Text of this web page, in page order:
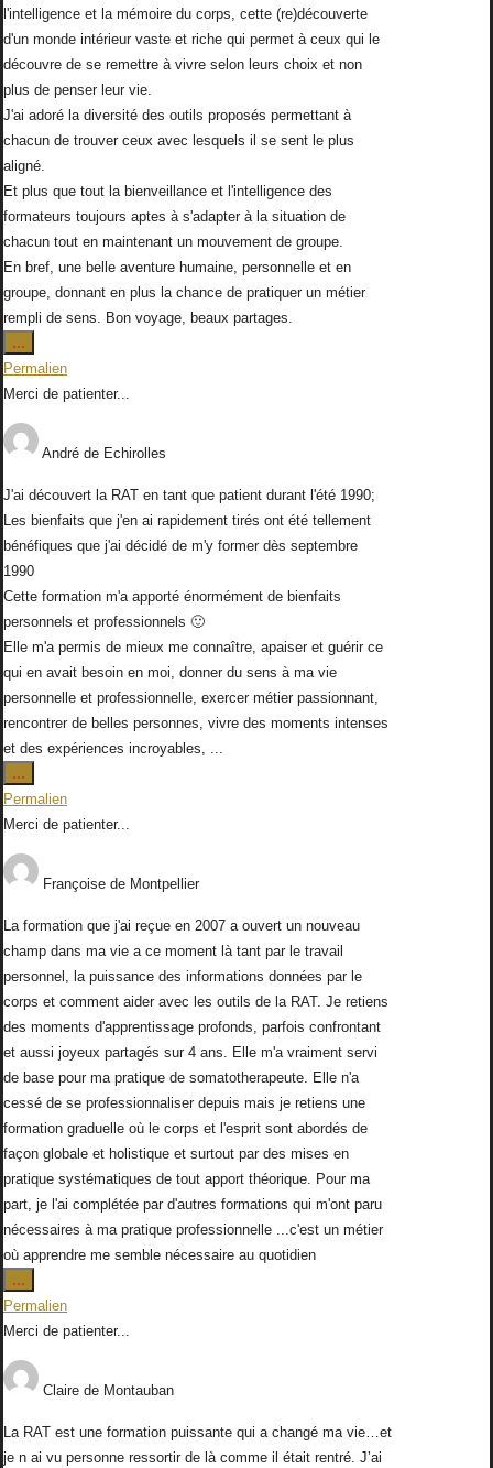
l'intelligence et la mémoire du corps, cette (re)découverte
d'un monde intérieur vaste et riche qui permet à ceux qui le
découvre de se remettre à vivre selon leurs choix et non
plus de penser leur vie.
J'ai adoré la diversité des outils proposés permettant à
chacun de trouver ceux avec lesquels il se sent le plus
aligné.
Et plus que tout la bienveillance et l'intelligence des
formateurs toujours aptes à s'adapter à la situation de
chacun tout en maintenant un mouvement de groupe.
En bref, une belle aventure humaine, personnelle et en
groupe, donnant en plus la chance de pratiquer un métier
rempli de sens. Bon voyage, beaux partages.
...
cette
boîte
méta.
Permalien
Merci de patienter...
André de Echirolles
J'ai découvert la RAT en tant que patient durant l'été 1990;
Les bienfaits que j'en ai rapidement tirés ont été tellement
bénéfiques que j'ai décidé de m'y former dès septembre
1990
Cette formation m'a apporté énormément de bienfaits
personnels et professionnels 🙂
Elle m'a permis de mieux me connaître, apaiser et guérir ce
qui en avait besoin en moi, donner du sens à ma vie
personnelle et professionnelle, exercer métier passionnant,
rencontrer de belles personnes, vivre des moments intenses
et des expériences incroyables, ...
...
cette
boîte
méta.
Permalien
Merci de patienter...
Françoise de Montpellier
La formation que j'ai reçue en 2007 a ouvert un nouveau
champ dans ma vie a ce moment là tant par le travail
personnel, la puissance des informations données par le
corps et comment aider avec les outils de la RAT. Je retiens
des moments d'apprentissage profonds, parfois confrontant
et aussi joyeux partagés sur 4 ans. Elle m'a vraiment servi
de base pour ma pratique de somatotherapeute. Elle n'a
cessé de se professionnaliser depuis mais je retiens une
formation graduelle où le corps et l'esprit sont abordés de
façon globale et holistique et surtout par des mises en
pratique systématiques de tout apport théorique. Pour ma
part, je l'ai complétée par d'autres formations qui m'ont paru
nécessaires à ma pratique professionnelle ...c'est un métier
où apprendre me semble nécessaire au quotidien
...
cette
boîte
méta.
Permalien
Merci de patienter...
Claire de Montauban
La RAT est une formation puissante qui a changé ma vie…et
je n ai vu personne ressortir de là comme il était rentré. J’ai